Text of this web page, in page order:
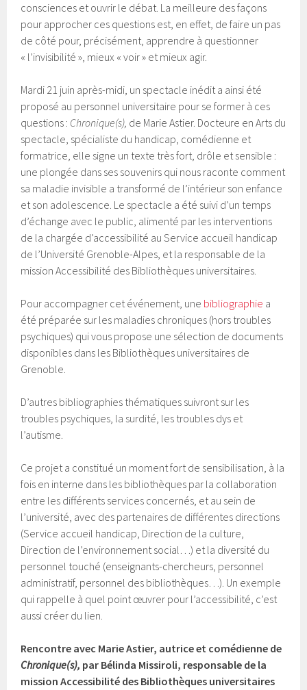
consciences et ouvrir le débat. La meilleure des façons
pour approcher ces questions est, en effet, de faire un pas
de côté pour, précisément, apprendre à questionner
« l’invisibilité », mieux « voir » et mieux agir.
Mardi 21 juin après-midi, un spectacle inédit a ainsi été
proposé au personnel universitaire pour se former à ces
questions : Chronique(s), de Marie Astier. Docteure en Arts du
spectacle, spécialiste du handicap, comédienne et
formatrice, elle signe un texte très fort, drôle et sensible :
une plongée dans ses souvenirs qui nous raconte comment
sa maladie invisible a transformé de l’intérieur son enfance
et son adolescence. Le spectacle a été suivi d’un temps
d’échange avec le public, alimenté par les interventions
de la chargée d’accessibilité au Service accueil handicap
de l’Université Grenoble-Alpes, et la responsable de la
mission Accessibilité des Bibliothèques universitaires.
Pour accompagner cet événement, une bibliographie a
été préparée sur les maladies chroniques (hors troubles
psychiques) qui vous propose une sélection de documents
disponibles dans les Bibliothèques universitaires de
Grenoble.
D’autres bibliographies thématiques suivront sur les
troubles psychiques, la surdité, les troubles dys et
l’autisme.
Ce projet a constitué un moment fort de sensibilisation, à la
fois en interne dans les bibliothèques par la collaboration
entre les différents services concernés, et au sein de
l’université, avec des partenaires de différentes directions
(Service accueil handicap, Direction de la culture,
Direction de l’environnement social…) et la diversité du
personnel touché (enseignants-chercheurs, personnel
administratif, personnel des bibliothèques…). Un exemple
qui rappelle à quel point œuvrer pour l’accessibilité, c’est
aussi créer du lien.
Rencontre avec Marie Astier, autrice et comédienne de
Chronique(s), par Bélinda Missiroli, responsable de la
mission Accessibilité des Bibliothèques universitaires